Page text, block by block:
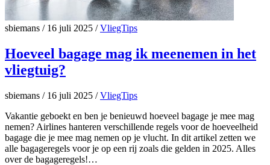
sbiemans /16 juli 2025 / VliegTips
Hoeveel bagage mag ik meenemen in het
vliegtuig?
sbiemans /16 juli 2025 / VliegTips
Vakantie geboekt en ben je benieuwd hoeveel bagage je mee mag
nemen? Airlines hanteren verschillende regels voor de hoeveelheid
bagage die je mee mag nemen op je vlucht. In dit artikel zetten we
alle bagageregels voor je op een rij zoals die gelden in 2025. Alles
over de bagageregels!…